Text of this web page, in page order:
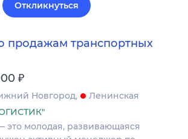
Откликнуться
продажам транспортных
₽
Новгород
Ленинская
это молодая, развивающаяся